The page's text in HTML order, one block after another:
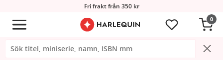
Fri frakt från 350 kr
0